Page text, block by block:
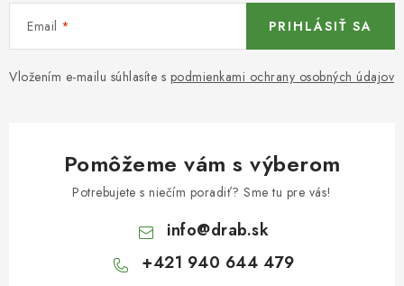
Email
Vložením e-mailu súhlasíte s podmienkami ochrany osobných údajov
PRIHLÁSIŤ SA
Pomôžeme vám s výberom
Potrebujete s niečím poradiť? Sme tu pre vás!
info@drab.sk
+421 940 644 479